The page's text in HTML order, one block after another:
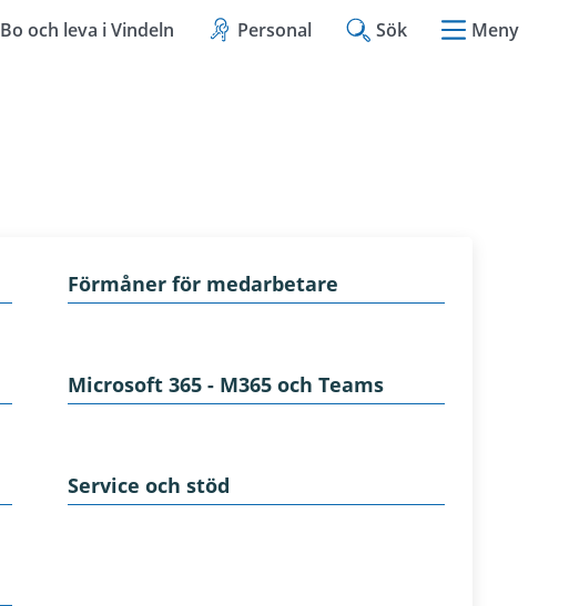
Bo och leva i Vindeln Personal Sök Meny
Förmåner för medarbetare
Microsoft 365 - M365 och Teams
Service och stöd